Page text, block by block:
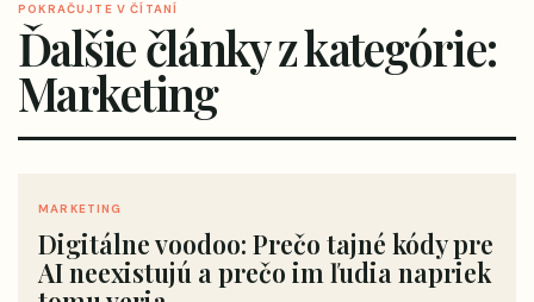
POKRAČUJTE V ČÍTANÍ
Ďalšie články z kategórie:
Marketing
MARKETING
Digitálne voodoo: Prečo tajné kódy pre
AI neexistujú a prečo im ľudia napriek